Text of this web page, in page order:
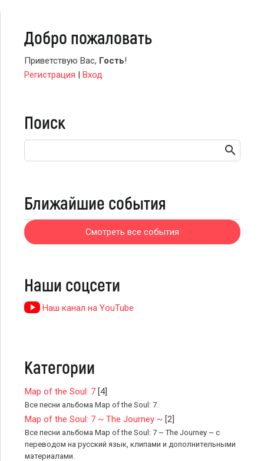
Добро пожаловать
Приветствую Вас, Гость!
Регистрация | Вход
Поиск
Ближайшие события
Смотреть все события
Наши соцсети
Наш канал на YouTube
Категории
Map of the Soul: 7 [4]
Все песни альбома Map of the Soul: 7.
Map of the Soul: 7 ~ The Journey ~ [2]
Все песни альбома Map of the Soul: 7 ~ The Journey ~ с
переводом на русский язык, клипами и дополнительными
материалами.